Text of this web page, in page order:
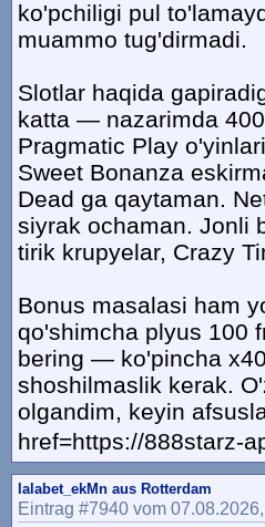
ko'pchiligi pul
muammo tug'dirmadi.
Slotlar haqida
katta — nazarimda
Pragmatic Play
Sweet Bonanza
Dead ga qaytaman.
siyrak ochaman. Jonli
tirik krupyelar, Crazy
Bonus masalasi ham
qo'shimcha plyus 100
bering — ko'pincha
shoshilmaslik kerak.
olgandim, keyin
href=https://888starz-
lalabet_ekMn aus Rotterdam
Eintrag #7940 vom